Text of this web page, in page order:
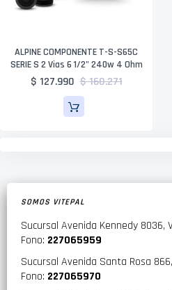
ALPINE COMPONENTE T-S-S65C
SERIE S 2 Vias 6 1/2" 240w 4 Ohm
$ 127.990 $ 160.271
SOMOS VITEPAL
Sucursal Avenida Kennedy 8036,
Fono: 227065959
Sucursal Avenida Santa Rosa
Fono: 227065970